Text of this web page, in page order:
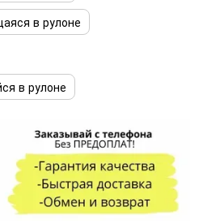
в рулоне
в рулоне